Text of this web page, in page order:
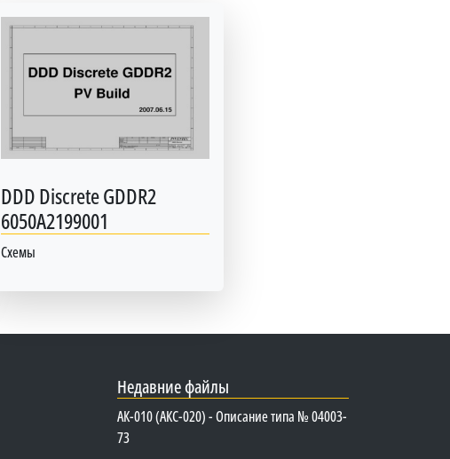
DDD Discrete GDDR2
6050A2199001
Схемы
Недавние файлы
АК-010 (АКС-020) - Описание типа № 04003-
73